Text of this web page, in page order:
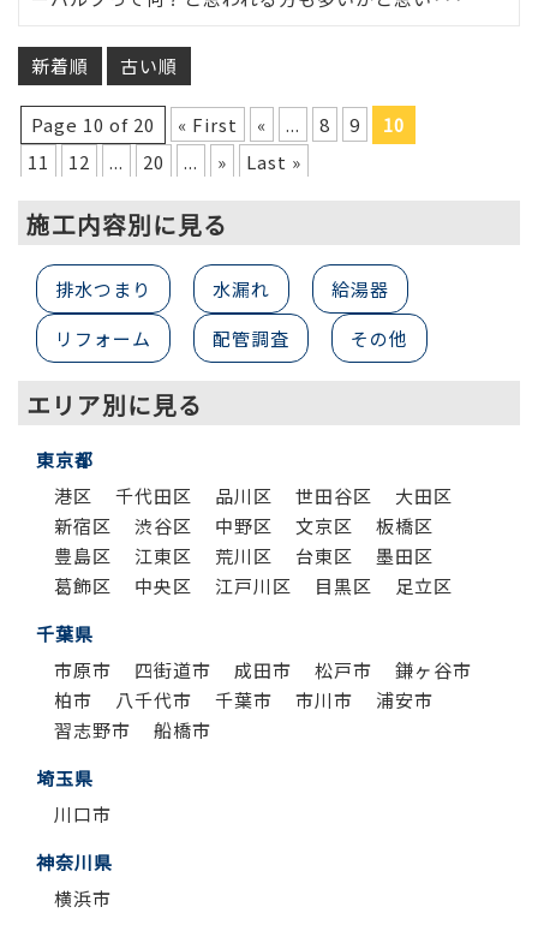
新着順 古い順
Page 10 of 20 « First « ... 8 9
10
11
12 ... 20 ... » Last »
施工内容別に見る
排水つまり 水漏れ
給湯器
リフォーム
配管調査 その他
エリア別に見る
東京都
港区
千代田区 品川区 世田谷区
大田区
新宿区
渋谷区 中野区 文京区
板橋区
豊島区
江東区 荒川区 台東区
墨田区
葛飾区
中央区 江戸川区 目黒区
足立区
千葉県
市原市
四街道市 成田市 松戸市
鎌ヶ谷市
柏市
八千代市 千葉市 市川市
浦安市
習志野市
船橋市
埼玉県
川口市
神奈川県
横浜市